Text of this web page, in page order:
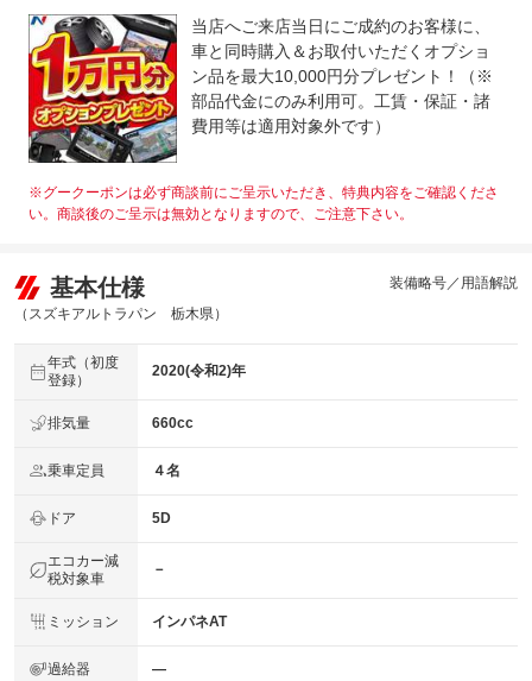
当店へご来店当日にご成約のお客様に、
車と同時購入＆お取付いただくオプショ
ン品を最大10,000円分プレゼント！（※
部品代金にのみ利用可。工賃・保証・諸
費用等は適用対象外です）
※グークーポンは必ず商談前にご呈示いただき、特典内容をご確認くださ
い。商談後のご呈示は無効となりますので、ご注意下さい。
基本仕様
（スズキアルトラパン 栃木県）
装備略号／用語解説
年式（初度
登録）
2020(令和2)年
排気量 660cc
乗車定員 ４名
ドア 5D
エコカー減
税対象車
－
ミッション インパネAT
過給器 ―